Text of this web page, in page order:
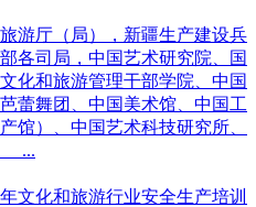
游厅（局），新疆生产建设兵
各司局，中国艺术研究院、国
化和旅游管理干部学院、中国
蕾舞团、中国美术馆、中国工
馆）、中国艺术科技研究所、
...
文化和旅游行业安全生产培训